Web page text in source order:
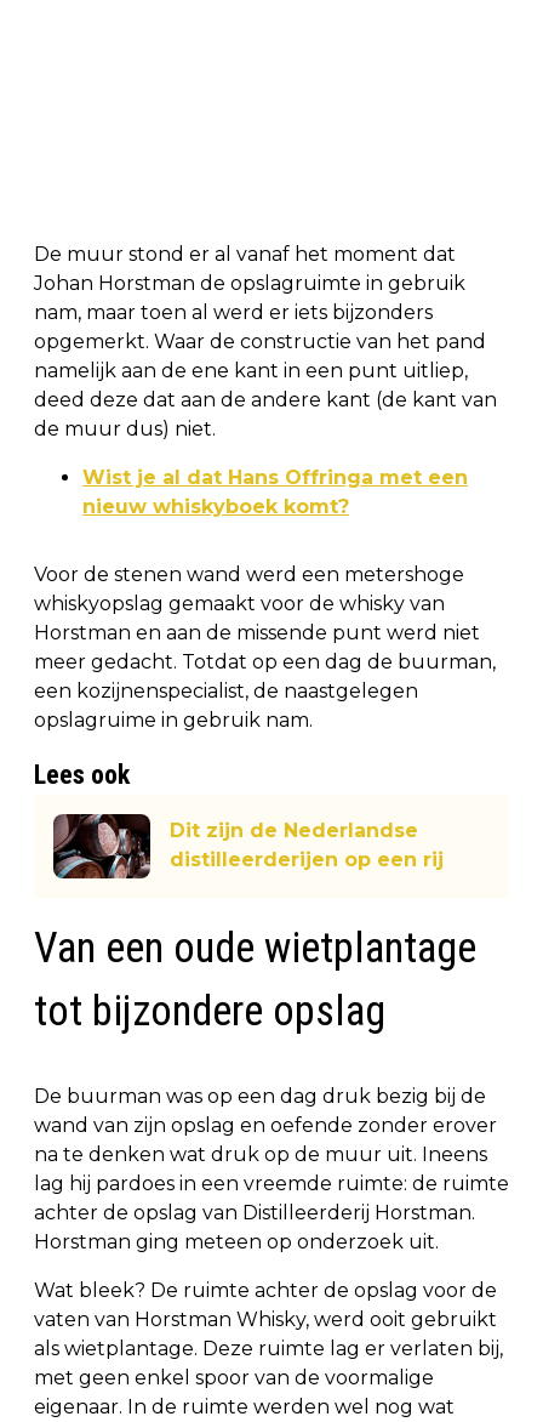
De muur stond er al vanaf het moment dat
Johan Horstman de opslagruimte in gebruik
nam, maar toen al werd er iets bijzonders
opgemerkt. Waar de constructie van het pand
namelijk aan de ene kant in een punt uitliep,
deed deze dat aan de andere kant (de kant van
de muur dus) niet.
Wist je al dat Hans Offringa met een
nieuw whiskyboek komt?
Voor de stenen wand werd een metershoge
whiskyopslag gemaakt voor de whisky van
Horstman en aan de missende punt werd niet
meer gedacht. Totdat op een dag de buurman,
een kozijnenspecialist, de naastgelegen
opslagruime in gebruik nam.
Lees ook
Dit zijn de Nederlandse
distilleerderijen op een rij
Van een oude wietplantage
tot bijzondere opslag
De buurman was op een dag druk bezig bij de
wand van zijn opslag en oefende zonder erover
na te denken wat druk op de muur uit. Ineens
lag hij pardoes in een vreemde ruimte: de ruimte
achter de opslag van Distilleerderij Horstman.
Horstman ging meteen op onderzoek uit.
Wat bleek? De ruimte achter de opslag voor de
vaten van Horstman Whisky, werd ooit gebruikt
als wietplantage. Deze ruimte lag er verlaten bij,
met geen enkel spoor van de voormalige
eigenaar. In de ruimte werden wel nog wat